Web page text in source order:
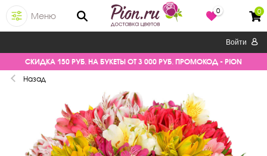
Меню
0 0
Войти
СКИДКА 150 РУБ. НА БУКЕТЫ ОТ 3 000 РУБ. ПРОМОКОД - PION
Назад